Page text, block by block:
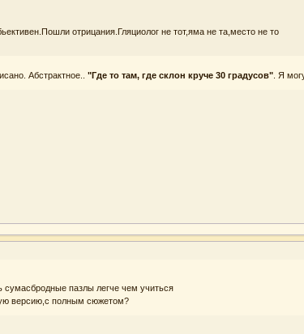
отрицания.Гляциолог не тот,яма не та,место не то
Абстрактное.."Где то там, где склон круче 30 градусов" . Я
сумасбродные пазлы легче чем учиться
версию,с полным сюжетом?